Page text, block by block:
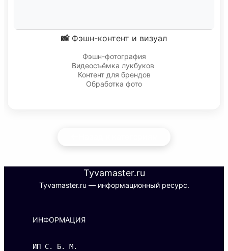
📸 Фэшн-контент и визуал
Фэшн-фотография
Видеосъёмка лукбуков
Контент для брендов
Обработка фото
Tyvamaster.ru
Tyvamaster.ru — информационный ресурс.
ИНФОРМАЦИЯ
ИП С. Б. М.